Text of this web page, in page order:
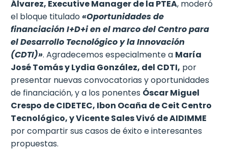
Álvarez, Executive Manager de la PTEA, moderó
el bloque titulado«Oportunidades de
financiación I+D+i en el marco del Centro para
el Desarrollo Tecnológico y la Innovación
(CDTI)». Agradecemos especialmente a María
José Tomás y Lydia González, del CDTI, por
presentar nuevas convocatorias y oportunidades
de financiación, y a los ponentes Óscar Miguel
Crespo de CIDETEC, Ibon Ocaña de Ceit Centro
Tecnológico, y Vicente Sales Vivó de AIDIMME
por compartir sus casos de éxito e interesantes
propuestas.